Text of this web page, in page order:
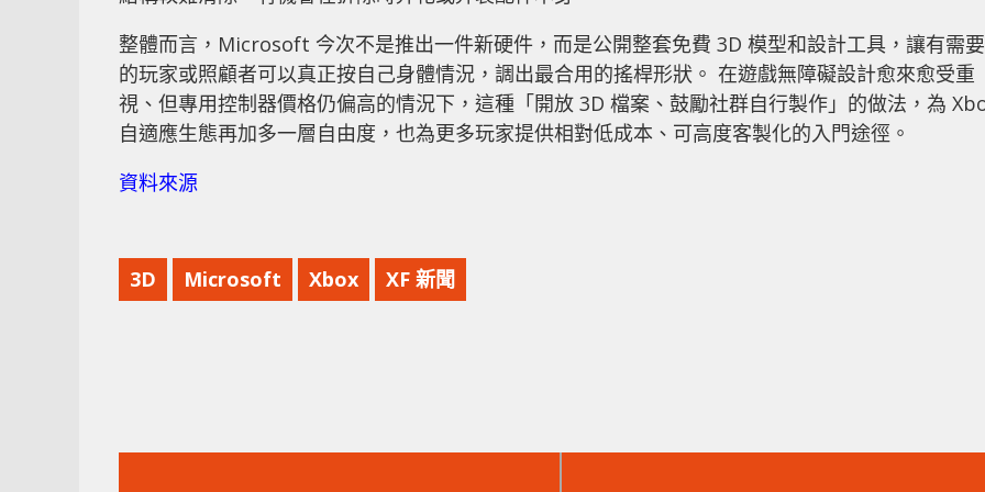
整體而言，Microsoft 今次不是推出一件新硬件，而是公開整套免費 3D 模型和設計工具，讓有需要
的玩家或照顧者可以真正按自己身體情況，調出最合用的搖桿形狀。 在遊戲無障礙設計愈來愈受重
視、但專用控制器價格仍偏高的情況下，這種「開放 3D 檔案、鼓勵社群自行製作」的做法，為
自適應生態再加多一層自由度，也為更多玩家提供相對低成本、可高度客製化的入門途徑。
資料來源
3D Microsoft Xbox XF 新聞